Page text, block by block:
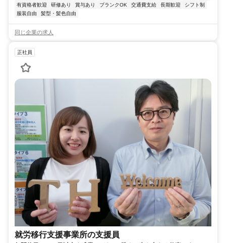
有資格者歓迎
研修あり 賞与あり ブランクOK 交通費支給 長期歓迎
シフト制
服装自由
髪型・髪色自由
同じ企業の求人
正社員
就労移行支援事業所の支援員